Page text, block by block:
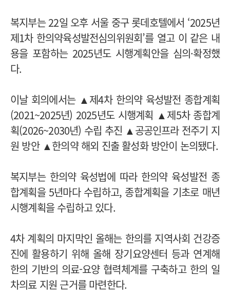
복지부는 22일 오후 서울 중구 롯데호텔에서 ‘2025년
제1차 한의약육성발전심의위원회’를 열고 이 같은 내
용을 포함하는 2025년도 시행계획안을 심의·확정했
다.
이날 회의에서는 ▲제4차 한의약 육성발전 종합계획
(2021~2025년) 2025년도 시행계획 ▲제5차 종합계
획(2026~2030년) 수립 추진 ▲공공인프라 전주기 지
원 방안 ▲한의약 해외 진출 활성화 방안이 논의됐다.
복지부는 한의약 육성법에 따라 한의약 육성발전 종
합계획을 5년마다 수립하고, 종합계획을 기초로 매년
시행계획을 수립하고 있다.
4차 계획의 마지막인 올해는 한의를 지역사회 건강증
진에 활용하기 위해 올해 장기요양센터 등과 연계해
한의 기반의 의료-요양 협력체계를 구축하고 한의 일
차의료 지원 근거를 마련한다.